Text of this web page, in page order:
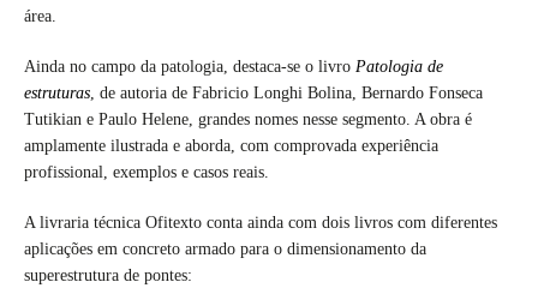
área.
Ainda no campo da patologia, destaca-se o livro Patologia de
estruturas, de autoria de Fabricio Longhi Bolina, Bernardo Fonseca
Tutikian e Paulo Helene, grandes nomes nesse segmento. A obra é
amplamente ilustrada e aborda, com comprovada experiência
profissional, exemplos e casos reais.
A livraria técnica Ofitexto conta ainda com dois livros com diferentes
aplicações em concreto armado para o dimensionamento da
superestrutura de pontes: